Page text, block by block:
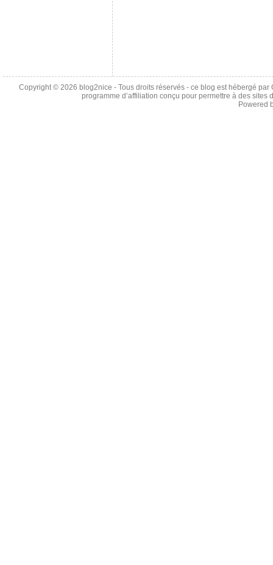
Copyright © 2026 blog2nice - Tous droits réservés - ce blog est hébergé
programme d’affiliation conçu pour permettre à des
Powered